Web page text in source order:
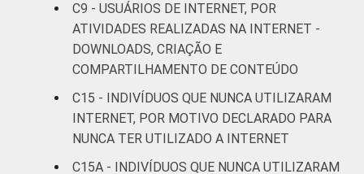
Mais de 2 SM até 3
SM
Mais de 3 SM até 5
SM
Mais de 5 SM até 10
C9 - USUÁRIOS DE INTERNET, POR
ATIVIDADES REALIZADAS NA INTERNET -
DOWNLOADS, CRIAÇÃO E
COMPARTILHAMENTO DE CONTEÚDO
C15 - INDIVÍDUOS QUE NUNCA UTILIZARAM
INTERNET, POR MOTIVO DECLARADO PARA
NUNCA TER UTILIZADO A INTERNET
C15A - INDIVÍDUOS QUE NUNCA UTILIZARAM